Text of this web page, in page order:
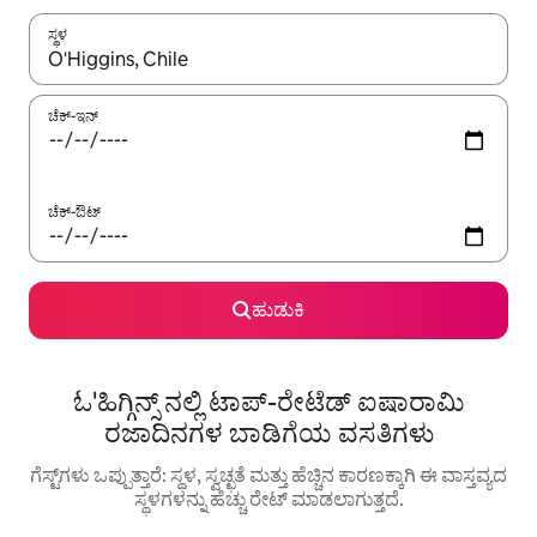
ಸ್ಥಳ
ಫಲಿತಾಂಶಗಳು ಲಭ್ಯವಿರುವಾಗ, ಅಪ್ ಮತ್ತು ಡೌನ್ ಬಾಣದ ಕೀಲಿಗಳೊಂದಿಗೆ
ಚೆಕ್-ಇನ್
ಚೆಕ್-ಔಟ್
ಹುಡುಕಿ
ಓ'ಹಿಗ್ಗಿನ್ಸ್ ನಲ್ಲಿ ಟಾಪ್-ರೇಟೆಡ್ ಐಷಾರಾಮಿ
ರಜಾದಿನಗಳ ಬಾಡಿಗೆಯ ವಸತಿಗಳು
ಗೆಸ್ಟ್‌ಗಳು ಒಪ್ಪುತ್ತಾರೆ: ಸ್ಥಳ, ಸ್ವಚ್ಛತೆ ಮತ್ತು ಹೆಚ್ಚಿನ ಕಾರಣಕ್ಕಾಗಿ ಈ ವಾಸ್ತವ್ಯದ
ಸ್ಥಳಗಳನ್ನು ಹೆಚ್ಚು ರೇಟ್ ಮಾಡಲಾಗುತ್ತದೆ.